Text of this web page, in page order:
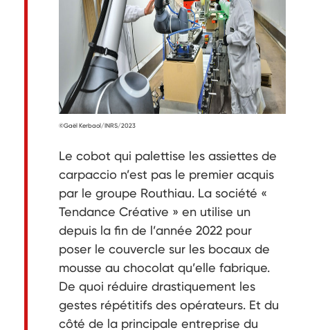
©Gaël Kerbaol/INRS/2023
Le cobot qui palettise les assiettes de
carpaccio n’est pas le premier acquis
par le groupe Routhiau. La société «
Tendance Créative » en utilise un
depuis la fin de l’année 2022 pour
poser le couvercle sur les bocaux de
mousse au chocolat qu’elle fabrique.
De quoi réduire drastiquement les
gestes répétitifs des opérateurs. Et du
côté de la principale entreprise du